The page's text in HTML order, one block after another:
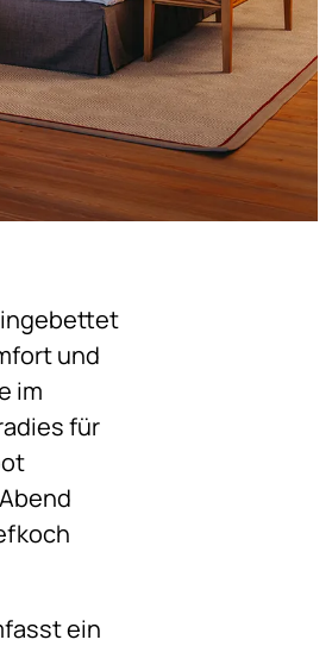
und
im
für
ein